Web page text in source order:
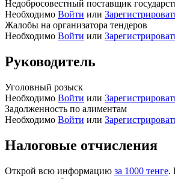
Недобросовестный поставщик
Необходимо Войти или
Жалобы на организатора тендеров
Необходимо Войти или
Руководитель
Уголовный розыск
Необходимо Войти или
Задолженность по алиментам
Необходимо Войти или
Налоговые отчисления
Открой всю информацию за 1000 тенге.